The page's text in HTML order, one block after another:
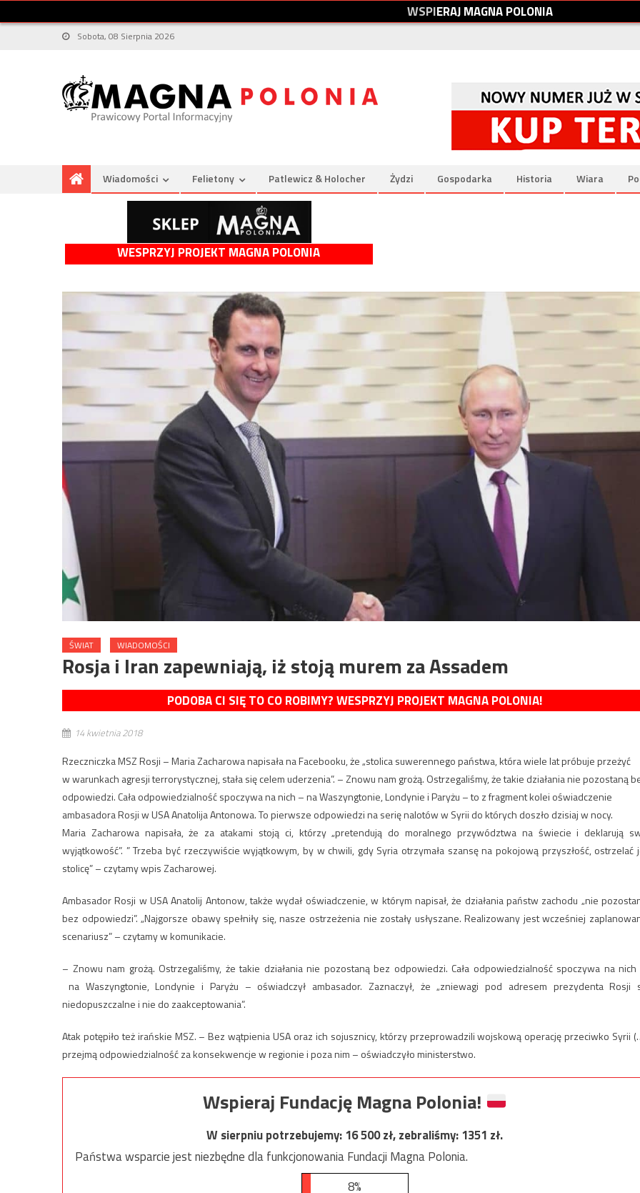
WSPIERAJMAGNAPOLONIA
Sobota, 08 Sierpnia 2026
Wiadomości Felietony Patlewicz & Holocher Żydzi Gospodarka Historia Wiara
WESPRZYJ PROJEKT MAGNA POLONIA
ŚWIAT WIADOMOŚCI
Rosja i Iran zapewniają, iż stoją murem za Assadem
PODOBA CI SIĘ TO CO ROBIMY? WESPRZYJ PROJEKT MAGNA POLONIA!
14 kwietnia 2018
Rzeczniczka MSZ Rosji – Maria Zacharowa napisała na Facebooku, że „stolica suwerennego państwa, która wiele lat próbuje przeżyć
w warunkach agresji terrorystycznej, stała się celem uderzenia”. – Znowu nam grożą. Ostrzegaliśmy, że takie działania nie pozostaną
odpowiedzi. Cała odpowiedzialność spoczywa na nich – na Waszyngtonie, Londynie i Paryżu – to z fragment kolei oświadczenie
ambasadora Rosji w USA Anatolija Antonowa. To pierwsze odpowiedzi na serię nalotów w Syrii do których doszło dzisiaj w nocy.
Maria Zacharowa napisała, że za atakami stoją ci, którzy „pretendują do moralnego przywództwa na świecie i deklarują
wyjątkowość”. ” Trzeba być rzeczywiście wyjątkowym, by w chwili, gdy Syria otrzymała szansę na pokojową przyszłość, ostrzelać
stolicę” – czytamy wpis Zacharowej.
Ambasador Rosji w USA Anatolij Antonow, także wydał oświadczenie, w którym napisał, że działania państw zachodu „nie
bez odpowiedzi”. „Najgorsze obawy spełniły się, nasze ostrzeżenia nie zostały usłyszane. Realizowany jest wcześniej
scenariusz” – czytamy w komunikacie.
– Znowu nam grożą. Ostrzegaliśmy, że takie działania nie pozostaną bez odpowiedzi. Cała odpowiedzialność spoczywa na
na Waszyngtonie, Londynie i Paryżu – oświadczył ambasador. Zaznaczył, że „zniewagi pod adresem prezydenta Rosji
niedopuszczalne i nie do zaakceptowania”.
Atak potępiło też irańskie MSZ. – Bez wątpienia USA oraz ich sojusznicy, którzy przeprowadzili wojskową operację przeciwko Syrii
przejmą odpowiedzialność za konsekwencje w regionie i poza nim – oświadczyło ministerstwo.
Wspieraj Fundację Magna Polonia!
W sierpniu potrzebujemy:16 500zł, zebraliśmy:1351 zł.
Państwa wsparcie jest niezbędne dla funkcjonowania Fundacji Magna Polonia.
8%